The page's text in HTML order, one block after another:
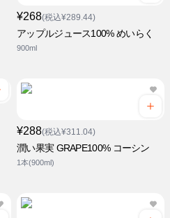
¥268(税込¥289.44)
アップルジュース100% めいらく
900ml
¥288(税込¥311.04)
潤い果実 GRAPE100% コーシン
1本(900ml)